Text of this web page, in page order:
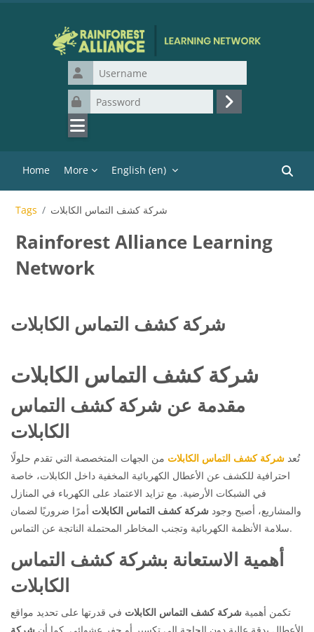
Username
Password
Log in
Home More English ‎(en)‎
Tags شركة كشف التماس الكابلات
Rainforest Alliance Learning
Network
شركة كشف التماس الكابلات
شركة كشف التماس الكابلات
مقدمة عن شركة كشف التماس
الكابلات
تُعد شركة كشف التماس الكابلات من الجهات المتخصصة التي تقدم حلولًا
احترافية للكشف عن الأعطال الكهربائية المخفية داخل الكابلات، خاصة
في الشبكات الأرضية. مع تزايد الاعتماد على الكهرباء في المنازل
والمشاريع، أصبح وجود شركة كشف التماس الكابلات أمرًا ضروريًا لضمان
سلامة الأنظمة الكهربائية وتجنب المخاطر المحتملة الناتجة عن التماس.
أهمية الاستعانة بشركة كشف التماس
الكابلات
تكمن أهمية شركة كشف التماس الكابلات في قدرتها على تحديد مواقع